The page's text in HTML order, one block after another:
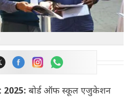
2025: बोर्ड ऑफ स्कूल एजुकेशन